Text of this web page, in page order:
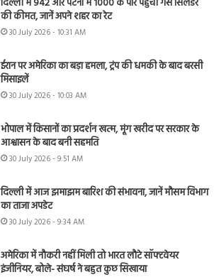
की कीमत, जानें अपने शहर का रेट
30 July 2026 - 10:31 AM
ईरान पर अमेरिका का बड़ा हमला, ट्रंप की धमकी के बाद बरसी
मिसाइलें
30 July 2026 - 10:03 AM
भोपाल में किसानों का प्रदर्शन खत्म, मूंग खरीद पर सरकार के
आश्वासन के बाद बनी सहमति
30 July 2026 - 9:51 AM
दिल्ली में आज झमाझम बारिश की संभावना, जानें मौसम विभाग
का ताजा अपडेट
30 July 2026 - 9:34 AM
अमेरिका में नौकरी नहीं मिली तो भारत लौटे सॉफ्टवेयर
इंजीनियर, बोले- संघर्ष ने बहुत कुछ सिखाया